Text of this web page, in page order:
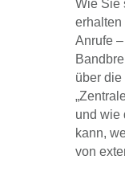
Wie Sie
erhalten
Anrufe
über die
und wie
kann,
von